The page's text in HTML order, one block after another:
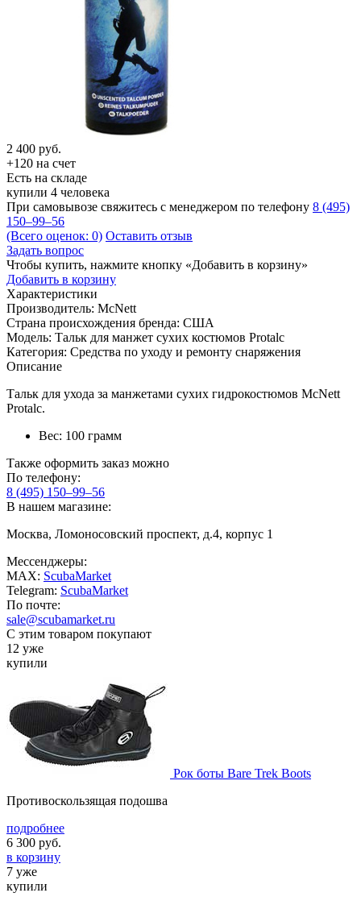
2 400 руб.
+120 на счет
Есть на складе
купили 4 человека
При самовывозе свяжитесь с менеджером по телефону 8 (495)
150–99–56
(Всего оценок: 0) Оставить отзыв
Задать вопрос
Чтобы купить, нажмите кнопку «Добавить в корзину»
Добавить в корзину
Характеристики
Производитель: McNett
Страна происхождения бренда: США
Модель: Тальк для манжет сухих костюмов Protalc
Категория: Средства по уходу и ремонту снаряжения
Описание
Тальк для ухода за манжетами сухих гидрокостюмов McNett
Protalc.
Вес: 100 грамм
Также оформить заказ можно
По телефону:
8 (495) 150–99–56
В нашем магазине:
Москва, Ломоносовский проспект, д.4, корпус 1
Мессенджеры:
MAX: ScubaMarket
Telegram: ScubaMarket
По почте:
sale@scubamarket.ru
С этим товаром покупают
12 уже
купили
Рок боты Bare Trek Boots
Противоскользящая подошва
подробнее
6 300 руб.
в корзину
7 уже
купили